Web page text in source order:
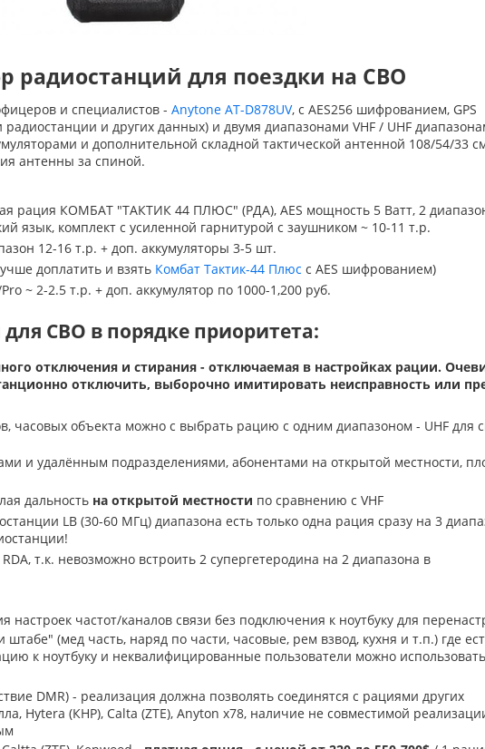
радиостанций для поездки на СВО
и специалистов - Anytone AT-D878UV, с AES256 шифрованием, GPS
и других данных) и двумя диапазонами VHF / UHF
и дополнительной складной тактической антенной 108/54/33
антенны за спиной.
рация КОМБАТ "ТАКТИК 44 ПЛЮС" (РДА), AES мощность 5 Ватт, 2
язык, комплект с усиленной гарнитурой с заушником ~ 10-11 т.р.
12-16 т.р. + доп. аккумуляторы 3-5 шт.
доплатить и взять Комбат Тактик-44 Плюс с AES шифрованием)
~ 2-2.5 т.р. + доп. аккумулятор по 1000-1,200 руб.
СВО в порядке приоритета:
отключения и стирания - отключаемая в настройках рации.
отключить, выборочно имитировать неисправность или
часовых объекта можно с выбрать рацию с одним диапазоном - UHF для
и удалённым подразделениями, абонентами на открытой местности,
дальность на открытой местности по сравнению с VHF
LB (30-60 МГц) диапазона есть только одна рация сразу на 3
т.к. невозможно встроить 2 супергетеродина на 2 диапазона в
частот/каналов связи без подключения к ноутбуку для
(мед часть, наряд по части, часовые, рем взвод, кухня и т.п.) где
к ноутбуку и неквалифицированные пользователи можно
DMR) - реализация должна позволять соединятся с рациями других
Hytera (КНР), Calta (ZTE), Anyton х78, наличие не совместимой